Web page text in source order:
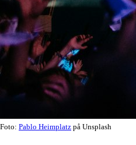
Foto: Pablo Heimplatz på Unsplash